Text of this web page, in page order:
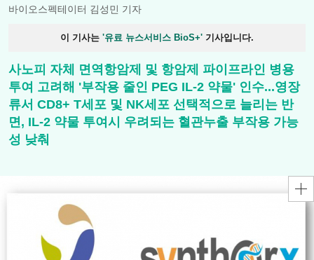
바이오스펙테이터 김성민 기자
이 기사는 '유료 뉴스서비스 BioS+' 기사입니다.
사노피 자체 면역항암제 및 항암제 파이프라인 병용
투여 고려해 '부작용 줄인 PEG IL-2 약물' 인수...영장
류서 CD8+ T세포 및 NK세포 선택적으로 늘리는 반
면, IL-2 약물 투여시 우려되는 혈관누출 부작용 가능
성 낮춰